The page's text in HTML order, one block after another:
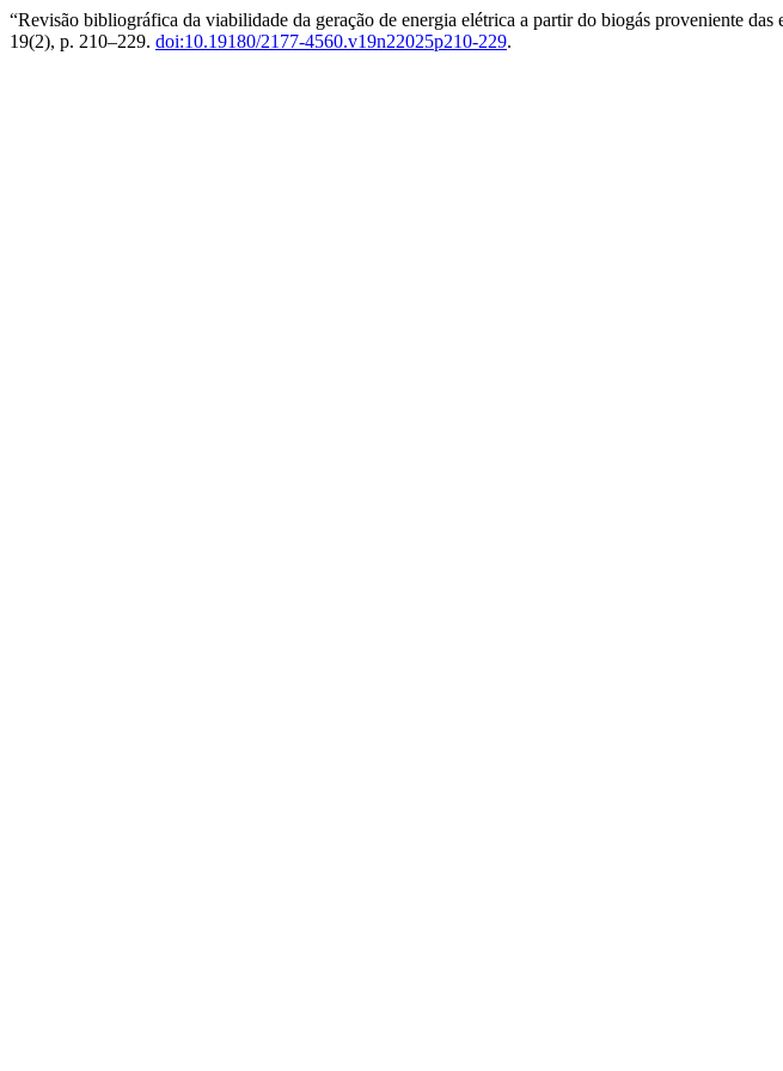
“Revisão bibliográfica da viabilidade da geração de energia elétrica a partir do biogás proveniente das
19(2), p. 210–229. doi:10.19180/2177-4560.v19n22025p210-229.